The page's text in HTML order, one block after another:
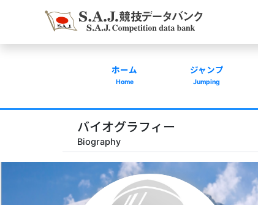
ホーム
Home
ジャンプ
Jumping
バイオグラフィー
Biography